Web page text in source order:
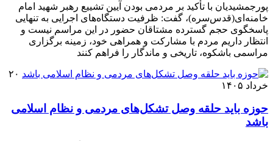
پورجمشیدیان با تأکید بر مردمی بودن آیین تشییع رهبر شهید امام
خامنه‌ای(قدس‌سره)، گفت: ظرفیت دستگاه‌های اجرایی به تنهایی
پاسخگوی حجم گسترده مشتاقان حضور در این مراسم نیست و
انتظار داریم مردم با مشارکت و همراهی خود، زمینه برگزاری
مراسمی باشکوه، تاریخی و ماندگار را فراهم کنند
۲۰
خرداد ۱۴۰۵
حوزه باید حلقه وصل تشکل‌های مردمی و نظام اسلامی
باشد